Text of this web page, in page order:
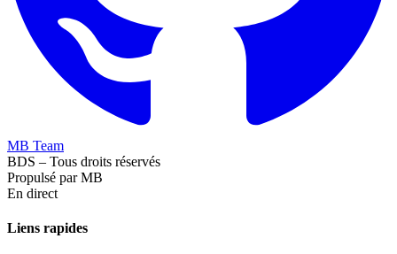
MB Team
BDS – Tous droits réservés
Propulsé par MB
En direct
Liens rapides